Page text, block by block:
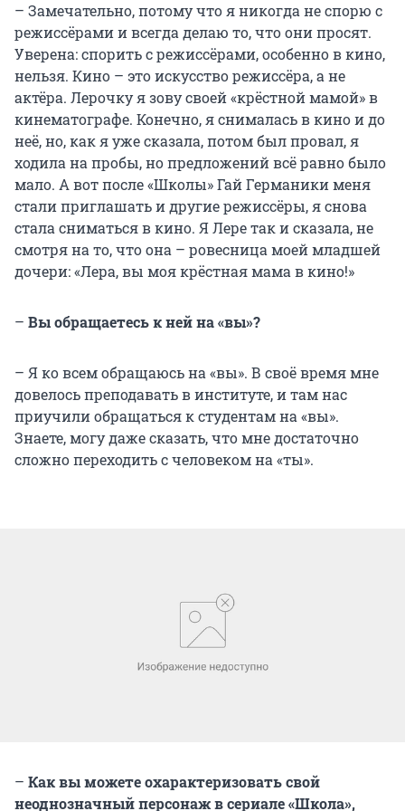
– Замечательно, потому что я никогда не спорю с
режиссёрами и всегда делаю то, что они просят.
Уверена: спорить с режиссёрами, особенно в кино,
нельзя. Кино – это искусство режиссёра, а не
актёра. Лерочку я зову своей «крёстной мамой» в
кинематографе. Конечно, я снималась в кино и до
неё, но, как я уже сказала, потом был провал, я
ходила на пробы, но предложений всё равно было
мало. А вот после «Школы» Гай Германики меня
стали приглашать и другие режиссёры, я снова
стала сниматься в кино. Я Лере так и сказала, не
смотря на то, что она – ровесница моей младшей
дочери: «Лера, вы моя крёстная мама в кино!»
– Вы обращаетесь к ней на «вы»?
– Я ко всем обращаюсь на «вы». В своё время мне
довелось преподавать в институте, и там нас
приучили обращаться к студентам на «вы».
Знаете, могу даже сказать, что мне достаточно
сложно переходить с человеком на «ты».
– Как вы можете охарактеризовать свой
неоднозначный персонаж в сериале «Школа»,